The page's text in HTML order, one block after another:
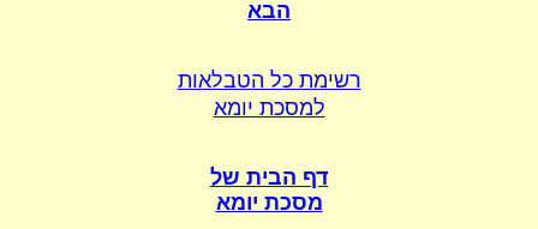
הבא
רשימת כל הטבלאות
למסכת יומא
דף הבית של
מסכת יומא